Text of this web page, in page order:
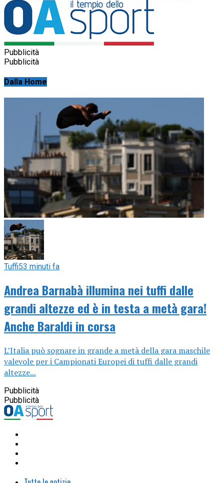
Pubblicità
Pubblicità
Dalla Home
Tuffi53 minuti fa
Andrea Barnabà illumina nei tuffi dalle
grandi altezze ed è in testa a metà gara!
Anche Baraldi in corsa
L’Italia può sognare in grande a metà della gara maschile
valevole per i Campionati Europei di tuffi dalle grandi
altezze...
Pubblicità
Pubblicità